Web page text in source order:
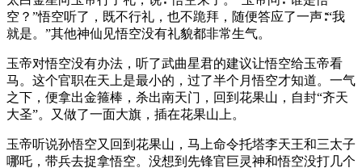
空？”悟空听了，既不行礼，也不跪拜，随便答应了一声∶“我
就是。”其他神仙见悟空没有礼貌都非常生气。
玉帝对悟空没有办法，听了武曲星君的建议让悟空给玉帝看
马。这个官职在天上是最小的，过了半个月悟空才知道。一气
之下，便拿出金箍棒，杀出南天门，回到花果山，自封“齐天
大圣”。又做了一面大旗，插在花果山上。
玉帝听说孙悟空又回到花果山，马上命令托塔李天王和三太子
哪吒，带兵去捉拿悟空。没想到先锋官巨灵神和悟空没打几个